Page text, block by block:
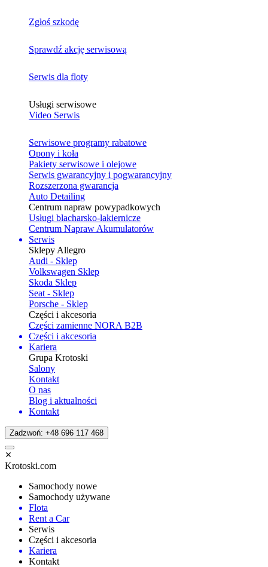
Zgłoś szkodę
Sprawdź akcję serwisową
Serwis dla floty
Usługi serwisowe
Video Serwis
Serwisowe programy rabatowe
Opony i koła
Pakiety serwisowe i olejowe
Serwis gwarancyjny i pogwarancyjny
Rozszerzona gwarancja
Auto Detailing
Centrum napraw powypadkowych
Usługi blacharsko-lakiernicze
Centrum Napraw Akumulatorów
Serwis
Sklepy Allegro
Audi - Sklep
Volkswagen Sklep
Skoda Sklep
Seat - Sklep
Porsche - Sklep
Części i akcesoria
Części zamienne NORA B2B
Części i akcesoria
Kariera
Grupa Krotoski
Salony
Kontakt
O nas
Blog i aktualności
Kontakt
Zadzwoń: +48 696 117 468
Krotoski.com
Samochody nowe
Samochody używane
Flota
Rent a Car
Serwis
Części i akcesoria
Kariera
Kontakt